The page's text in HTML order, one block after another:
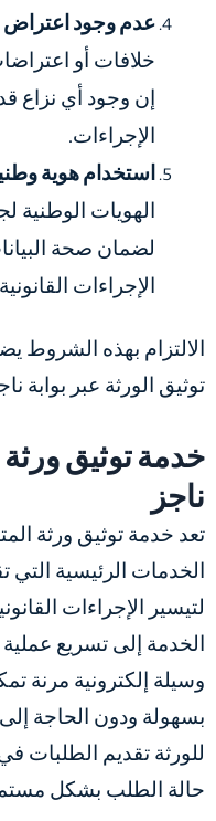
عدم وجود اعتراض
خلافات أو
إن وجود أي نزاع
الإجراءات.
استخدام هوية
الهويات الوطنية
لضمان صحة
الإجراءات
الالتزام بهذه الشروط
توثيق الورثة عبر بوابة
خدمة توثيق ورثة
ناجز
تعد خدمة توثيق ورثة
الخدمات الرئيسية التي
لتيسير الإجراءات
الخدمة إلى تسريع
وسيلة إلكترونية مرنة
بسهولة ودون الحاجة
للورثة تقديم الطلبات
حالة الطلب بشكل مستمر